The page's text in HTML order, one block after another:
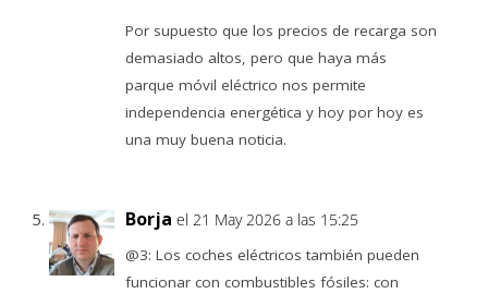
Por supuesto que los precios de recarga son
demasiado altos, pero que haya más
parque móvil eléctrico nos permite
independencia energética y hoy por hoy es
una muy buena noticia.
Borja el 21 May 2026 a las 15:25
@3: Los coches eléctricos también pueden
funcionar con combustibles fósiles: con